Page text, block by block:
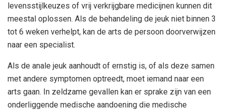
levensstijlkeuzes of vrij verkrijgbare medicijnen kunnen dit
meestal oplossen. Als de behandeling de jeuk niet binnen 3
tot 6 weken verhelpt, kan de arts de persoon doorverwijzen
naar een specialist.
Als de anale jeuk aanhoudt of ernstig is, of als deze samen
met andere symptomen optreedt, moet iemand naar een
arts gaan. In zeldzame gevallen kan er sprake zijn van een
onderliggende medische aandoening die medische